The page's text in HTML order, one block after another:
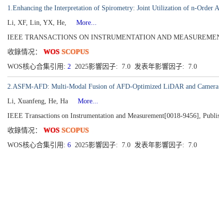
1.Enhancing the Interpretation of Spirometry: Joint Utilization of n-Order
Li, XF, Lin, YX, He,
More...
IEEE TRANSACTIONS ON INSTRUMENTATION AND
收錄情况： WOS SCOPUS
WOS核心合集引用: 2 2025影響因子: 7.0 发表年影響因子: 7.0
2.ASFM-AFD: Multi-Modal Fusion of AFD-Optimized LiDAR and
Li, Xuanfeng, He, Ha
More...
IEEE Transactions on Instrumentation and Measurement[0018-9456],
收錄情况： WOS SCOPUS
WOS核心合集引用: 6 2025影響因子: 7.0 发表年影響因子: 7.0